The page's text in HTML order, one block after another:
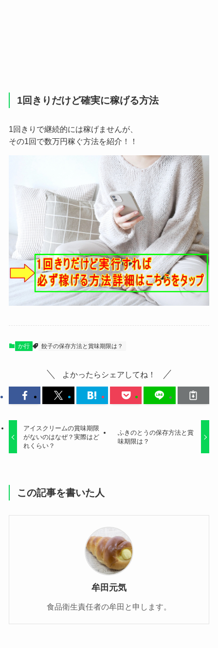
1回きりだけど確実に稼げる方法
1回きりで継続的には稼げませんが、
その1回で数万円稼ぐ方法を紹介！！
か行 餃子の保存方法と賞味期限は？
よかったらシェアしてね！
アイスクリームの賞味期限
がないのはなぜ？実際はど
れくらい？
ふきのとうの保存方法と賞
味期限は？
この記事を書いた人
牟田元気
食品衛生責任者の牟田と申します。